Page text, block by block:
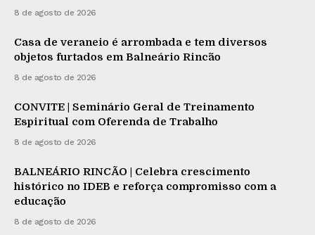
8 de agosto de 2026
Casa de veraneio é arrombada e tem diversos
objetos furtados em Balneário Rincão
8 de agosto de 2026
CONVITE | Seminário Geral de Treinamento
Espiritual com Oferenda de Trabalho
8 de agosto de 2026
BALNEÁRIO RINCÃO | Celebra crescimento
histórico no IDEB e reforça compromisso com a
educação
8 de agosto de 2026